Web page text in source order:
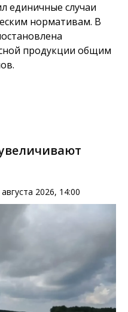
единичные случаи
нормативам. В
продукции общим
2026, 14:00